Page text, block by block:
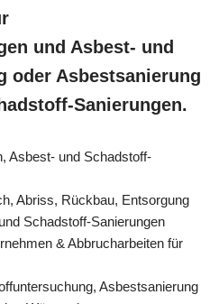
und Asbest- und
oder Asbestsanierung
Sanierungen.
Asbest- und Schadstoff-
Abriss, Rückbau, Entsorgung
Schadstoff-Sanierungen
& Abbrucharbeiten für
Asbestsanierung